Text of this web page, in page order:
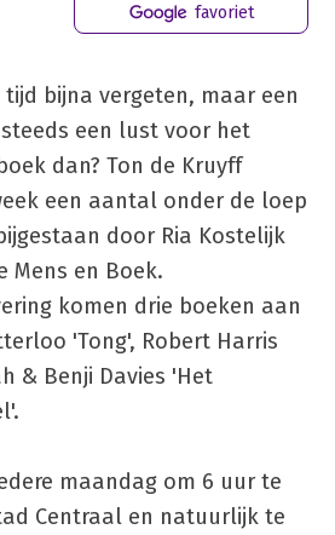
favoriet
tijd bijna vergeten, maar een
een lust voor het
dan? Ton de Kruyff
een aantal onder de loep
door Ria Kostelijk
Mens en Boek.
komen drie boeken aan
'Tong', Robert Harris
& Benji Davies 'Het
maandag om 6 uur te
Centraal en natuurlijk te